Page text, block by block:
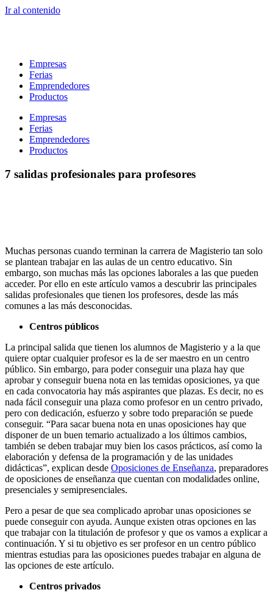
Ir al contenido
Empresas
Ferias
Emprendedores
Productos
Empresas
Ferias
Emprendedores
Productos
7 salidas profesionales para profesores
Muchas personas cuando terminan la carrera de Magisterio tan solo
se plantean trabajar en las aulas de un centro educativo. Sin
embargo, son muchas más las opciones laborales a las que pueden
acceder. Por ello en este artículo vamos a descubrir las principales
salidas profesionales que tienen los profesores, desde las más
comunes a las más desconocidas.
Centros públicos
La principal salida que tienen los alumnos de Magisterio y a la que
quiere optar cualquier profesor es la de ser maestro en un centro
público. Sin embargo, para poder conseguir una plaza hay que
aprobar y conseguir buena nota en las temidas oposiciones, ya que
en cada convocatoria hay más aspirantes que plazas. Es decir, no es
nada fácil conseguir una plaza como profesor en un centro privado,
pero con dedicación, esfuerzo y sobre todo preparación se puede
conseguir. “Para sacar buena nota en unas oposiciones hay que
disponer de un buen temario actualizado a los últimos cambios,
también se deben trabajar muy bien los casos prácticos, así como la
elaboración y defensa de la programación y de las unidades
didácticas”, explican desde Oposiciones de Enseñanza, preparadores
de oposiciones de enseñanza que cuentan con modalidades online,
presenciales y semipresenciales.
Pero a pesar de que sea complicado aprobar unas oposiciones se
puede conseguir con ayuda. Aunque existen otras opciones en las
que trabajar con la titulación de profesor y que os vamos a explicar a
continuación. Y si tu objetivo es ser profesor en un centro público
mientras estudias para las oposiciones puedes trabajar en alguna de
las opciones de este artículo.
Centros privados